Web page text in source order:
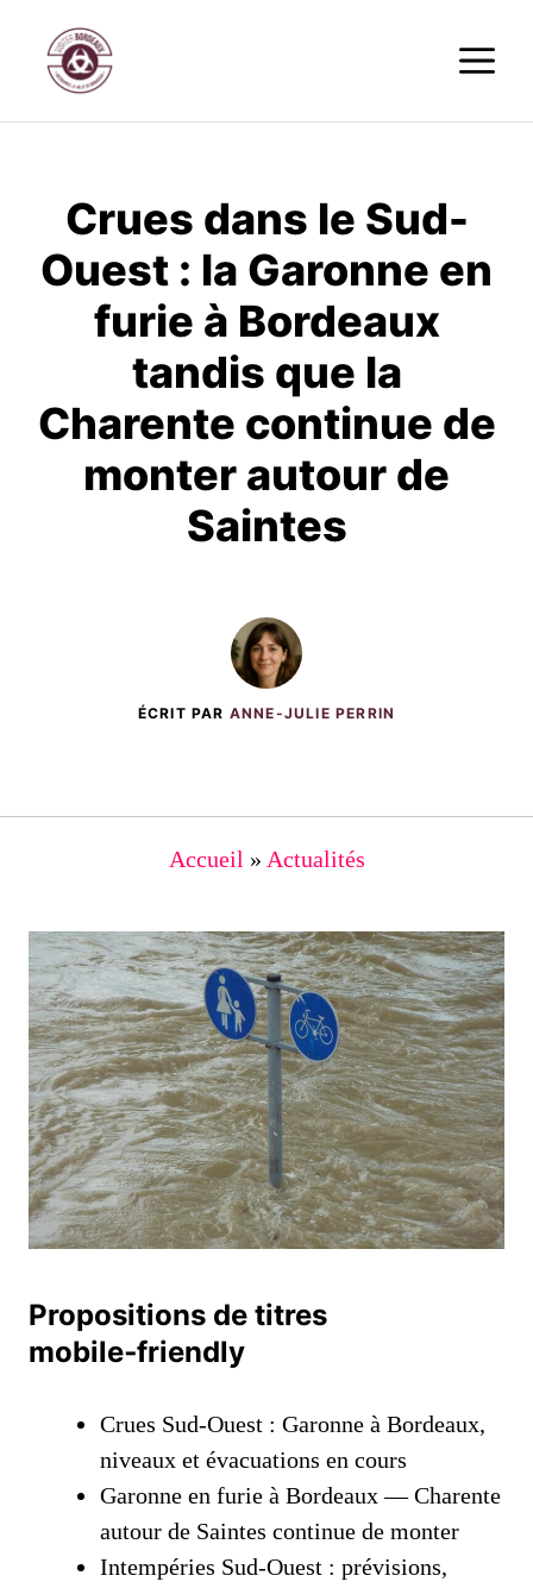
contenu
Crues dans le Sud-
Ouest : la Garonne en
furie à Bordeaux
tandis que la
Charente continue de
monter autour de
Saintes
ÉCRIT PAR ANNE-JULIE PERRIN
Accueil » Actualités
Propositions de titres
mobile‑friendly
Crues Sud‑Ouest : Garonne à Bordeaux,
niveaux et évacuations en cours
Garonne en furie à Bordeaux — Charente
autour de Saintes continue de monter
Intempéries Sud‑Ouest : prévisions,